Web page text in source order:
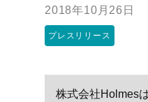
2018年10月26日
プレスリリース
株式会社Holmes